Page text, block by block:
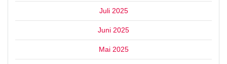
Juli 2025
Juni 2025
Mai 2025